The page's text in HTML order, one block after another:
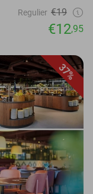
Regulier €19
€12,95
37%